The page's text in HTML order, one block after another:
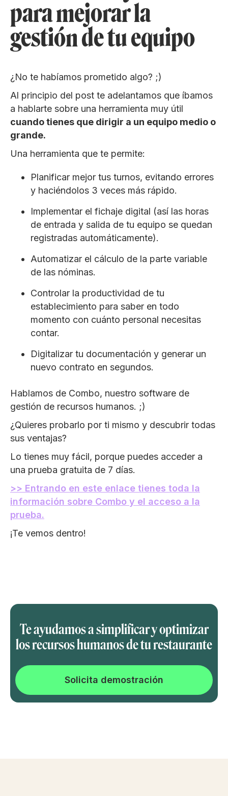
Te ayudamos a simplificar y optimizar
los recursos humanos de tu restaurante
Solicita demostración
para mejorar la
gestión de tu equipo
¿No te habíamos prometido algo? ;)
Al principio del post te adelantamos que íbamos
a hablarte sobre una herramienta muy útil
cuando tienes que dirigir a un equipo medio o
grande.
Una herramienta que te permite:
Planificar mejor tus turnos, evitando errores
y haciéndolos 3 veces más rápido.
Implementar el fichaje digital (así las horas
de entrada y salida de tu equipo se quedan
registradas automáticamente).
Automatizar el cálculo de la parte variable
de las nóminas.
Controlar la productividad de tu
establecimiento para saber en todo
momento con cuánto personal necesitas
contar.
Digitalizar tu documentación y generar un
nuevo contrato en segundos.
Hablamos de Combo, nuestro software de
gestión de recursos humanos. ;)
¿Quieres probarlo por ti mismo y descubrir todas
sus ventajas?
Lo tienes muy fácil, porque puedes acceder a
una prueba gratuita de 7 días.
>> Entrando en este enlace tienes toda la
información sobre Combo y el acceso a la
prueba.
¡Te vemos dentro!